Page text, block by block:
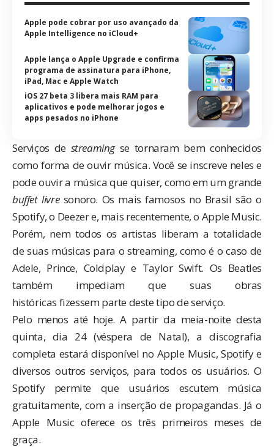
Apple pode cobrar por uso avançado da
Apple Intelligence no iCloud+
Apple lança o Apple Upgrade e confirma
programa de assinatura para iPhone,
iPad, Mac e Apple Watch
iOS 27 beta 3 libera mais RAM para
aplicativos e pode melhorar jogos e
apps pesados no iPhone
Serviços de streamingse tornaram bem conhecidos
como forma de ouvir música. Você se inscreve neles e
pode ouvir a música que quiser, como em um grande
buffet livresonoro. Os mais famosos no Brasil são o
Spotify, o Deezer e, mais recentemente, o Apple Music.
Porém, nem todos os artistas liberam a totalidade
de suas músicas para o streaming, como é o caso de
Adele, Prince, Coldplay e Taylor Swift. Os Beatles
também impediam que suas obras
históricas fizessem parte deste tipo de serviço.
Pelo menos até hoje. A partir da meia-noite desta
quinta, dia 24 (véspera de Natal), a discografia
completa estará disponível no Apple Music, Spotify e
diversos outros serviços, para todos os usuários. O
Spotify permite que usuários escutem música
gratuitamente, com a inserção de propagandas. Já o
Apple Music oferece os três primeiros meses de
graça.